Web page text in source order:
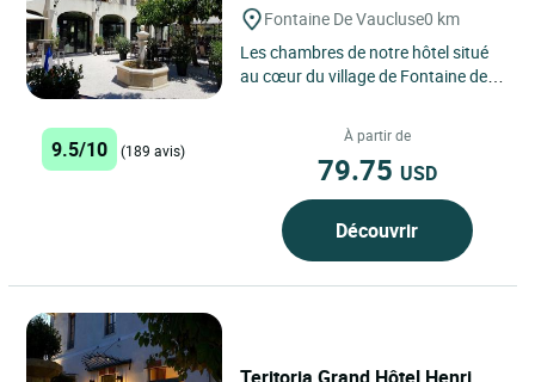
Fontaine De Vaucluse0 km
Les chambres de notre hôtel situé
au cœur du village de Fontaine de
détente dont...
9.5/10 (189 avis)
À partir de
79.75 USD
Découvrir